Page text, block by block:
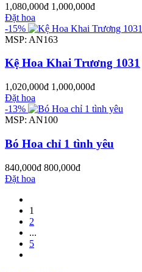
1,080,000đ 1,000,000đ
Đặt hoa
-15%
MSP: AN163
Kệ Hoa Khai Trương 1031
1,020,000đ 1,000,000đ
Đặt hoa
-13%
MSP: AN100
Bó Hoa chỉ 1 tình yêu
840,000đ 800,000đ
Đặt hoa
1
2
...
5